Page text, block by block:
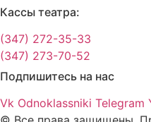
Кассы театра:
(347) 272-35-33
(347) 273-70-52
Подпишитесь на нас
Vk Odnoklassniki Telegram